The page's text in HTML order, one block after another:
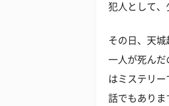
犯人として
その日、天
一人が死ん
はミステリ
話でもありま